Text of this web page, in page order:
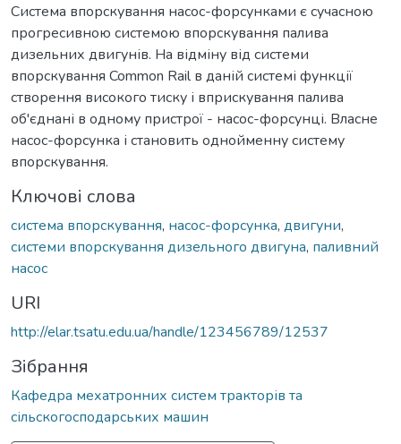
Система впорскування насос-форсунками є сучасною
прогресивною системою впорскування палива
дизельних двигунів. На відміну від системи
впорскування Common Rail в даній системі функції
створення високого тиску і вприскування палива
об'єднані в одному пристрої - насос-форсунці. Власне
насос-форсунка і становить однойменну систему
впорскування.
Ключові слова
система впорскування, насос-форсунка, двигуни,
системи впорскування дизельного двигуна, паливний
насос
URI
http://elar.tsatu.edu.ua/handle/123456789/12537
Зібрання
Кафедра мехатронних систем тракторів та
сільскогосподарських машин